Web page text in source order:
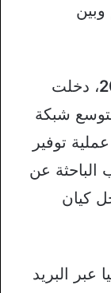
وبين
، دخلت
شبكة
توفير
الباحثة عن
كيان
عبر البريد